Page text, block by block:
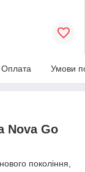
Оплата Умови
Nova Go
покоління,